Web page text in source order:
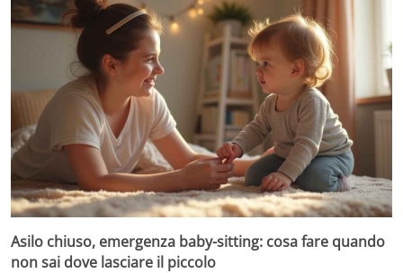
Asilo chiuso, emergenza baby-sitting: cosa fare quando
non sai dove lasciare il piccolo